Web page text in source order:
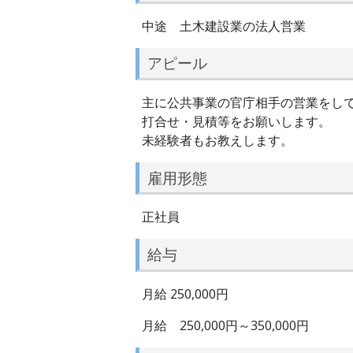
中途 土木建設業の法人営業
アピール
主に公共事業の官庁相手の営業をし
打合せ・見積等をお願いします。
未経験者もお教えします。
雇用形態
正社員
給与
月給 250,000円
月給 250,000円～350,000円